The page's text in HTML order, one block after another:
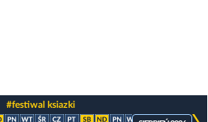
#festiwal ksiazki